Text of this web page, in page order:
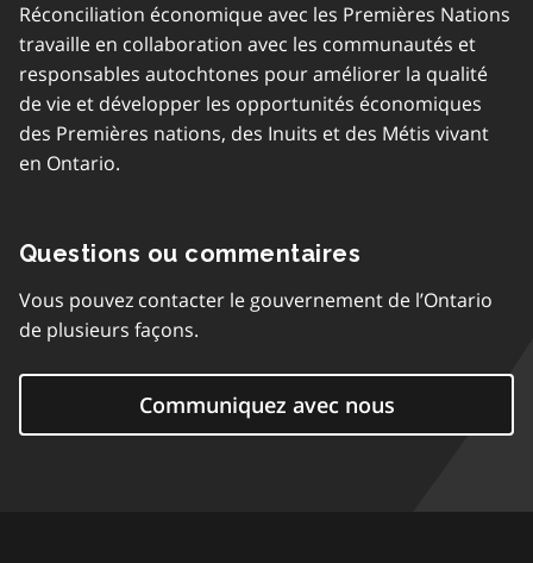
Réconciliation économique avec les Premières Nations
travaille en collaboration avec les communautés et
responsables autochtones pour améliorer la qualité
de vie et développer les opportunités économiques
des Premières nations, des Inuits et des Métis vivant
en Ontario.
Questions ou commentaires
Vous pouvez contacter le gouvernement de l’Ontario
de plusieurs façons.
Communiquez avec nous